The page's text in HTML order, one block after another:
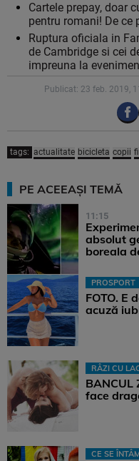
Cartele prepay, doar
pentru romani! De ce
Ruptura oficiala in
de Cambridge si cei
impreuna la
Publicat: 23 feb. 2019,
tags: actualitate bicicleta copii
PE ACEEAȘI TEMĂ
11:15
absolut
boreala
PROSPORT
FOTO. E
acuză
RÂZI CU
BANCUL
face
CE SE